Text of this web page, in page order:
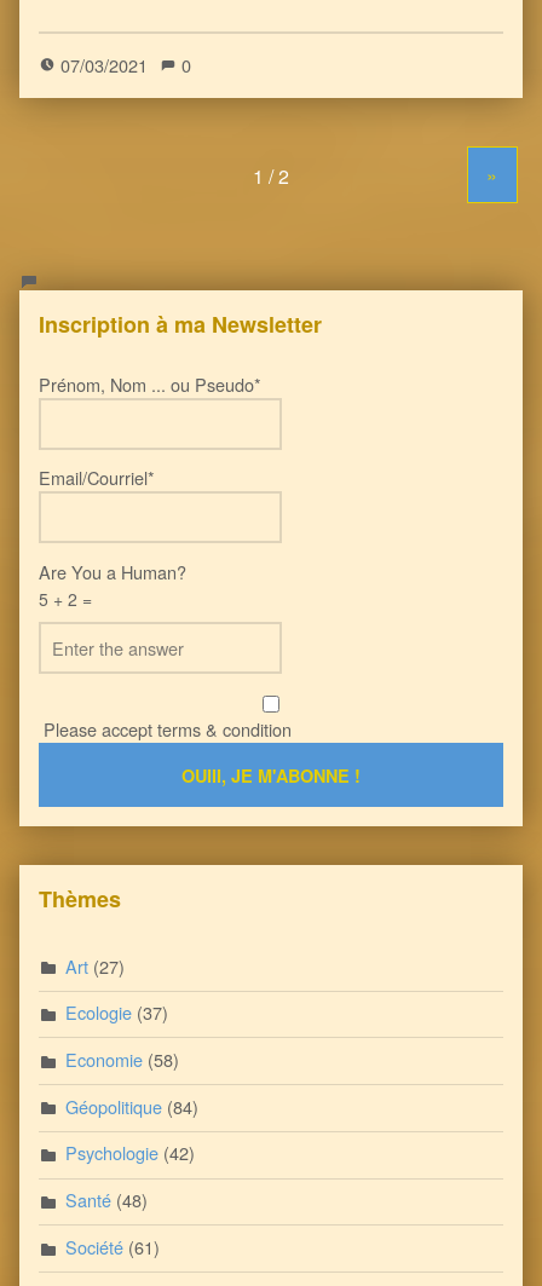
07/03/2021 0
»
Inscription à ma Newsletter
Prénom, Nom ... ou Pseudo*
Email/Courriel*
Are You a Human?
5 + 2 =
Please accept terms & condition
Thèmes
Art (27)
Ecologie (37)
Economie (58)
Géopolitique (84)
Psychologie (42)
Santé (48)
Société (61)